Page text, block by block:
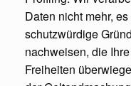
Daten nicht mehr,
schutzwürdige
nachweisen, die
Freiheiten